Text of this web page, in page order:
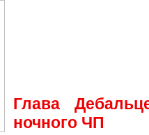
Глава
ночного ЧП